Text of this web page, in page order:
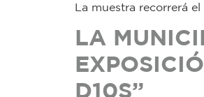
La muestra recorrerá
LA
D10S”